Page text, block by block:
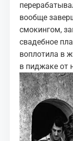
вообще
смокингом,
свадебное
воплотила в
в пиджаке от